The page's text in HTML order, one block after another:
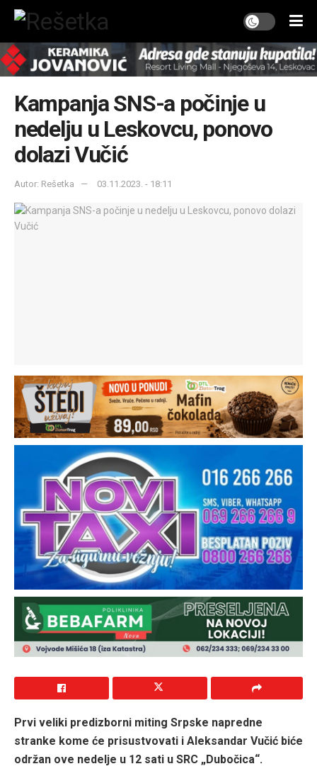
Kampanja SNS-a počinje u
nedelju u Leskovcu, ponovo
dolazi Vučić
Autor: Rešetka 03.11.2023. - 18:11
Prvi veliki predizborni miting Srpske napredne
stranke kome će prisustvovati i Aleksandar Vučić biće
održan ove nedelje u 12 sati u SRC „Dubočica“.